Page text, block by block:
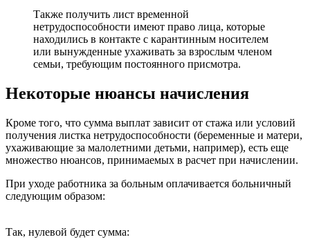
Также получить лист временной
нетрудоспособности имеют право лица, которые
находились в контакте с карантинным носителем
или вынужденные ухаживать за взрослым членом
семьи, требующим постоянного присмотра.
Некоторые нюансы начисления
Кроме того, что сумма выплат зависит от стажа или условий
получения листка нетрудоспособности (беременные и матери,
ухаживающие за малолетними детьми, например), есть еще
множество нюансов, принимаемых в расчет при начислении.
При уходе работника за больным оплачивается больничный
следующим образом:
Так, нулевой будет сумма: